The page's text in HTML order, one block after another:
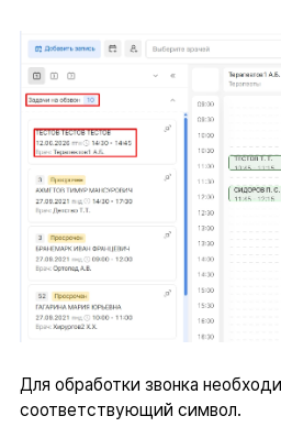
Для обработки звонка
соответствующий символ.